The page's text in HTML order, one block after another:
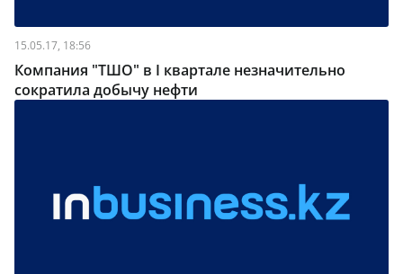
15.05.17, 18:56
Компания "ТШО" в I квартале незначительно
сократила добычу нефти